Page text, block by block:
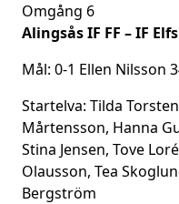
Omgång 6
Alingsås IF FF – IF
Mål: 0-1 Ellen Nilsson
Startelva: Tilda
Mårtensson, Hanna
Stina Jensen, Tove
Olausson, Tea
Bergström